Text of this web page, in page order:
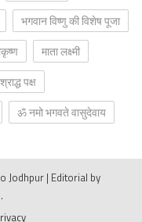
भगवान विष्णु की विशेष पूजा
माता लक्ष्मी
श्राद्ध पक्ष
ॐ नमो भगवते वासुदेवाय
Jodhpur | Editorial by
.